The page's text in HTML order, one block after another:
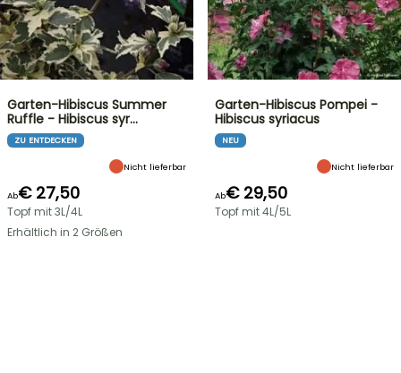
Garten-Hibiscus Summer
Ruffle - Hibiscus syr…
ZU ENTDECKEN
Nicht lieferbar
Ab€ 27,50
Topf mit 3L/4L
Erhältlich in 2 Größen
Garten-Hibiscus Pompei -
Hibiscus syriacus
NEU
Nicht lieferbar
Ab€ 29,50
Topf mit 4L/5L